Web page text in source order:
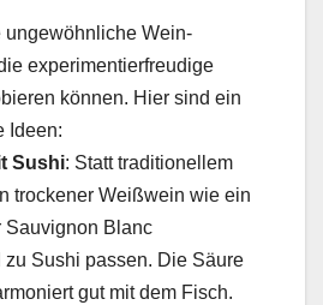
ungewöhnliche Wein-
experimentierfreudige
können. Hier sind ein
Ideen:
Sushi: Statt traditionellem
trockener Weißwein wie ein
Sauvignon Blanc
zu Sushi passen. Die Säure
gut mit dem Fisch.